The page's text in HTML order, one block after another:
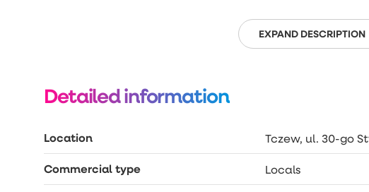
DOSKONAŁA OFERTA – ZACHĘCAM DO UMÓWIENIA SIĘ NA
EXPAND DESCRIPTION
Detailed information
Location Tczew, ul. 30-go
Commercial type Locals